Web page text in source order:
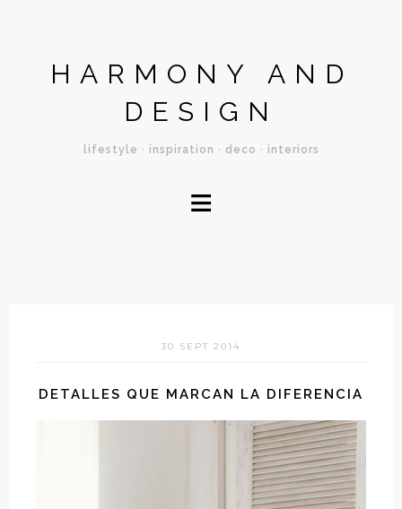
HARMONY AND
DESIGN
lifestyle · inspiration · deco · interiors
≡
30 SEPT 2014
DETALLES QUE MARCAN LA DIFERENCIA